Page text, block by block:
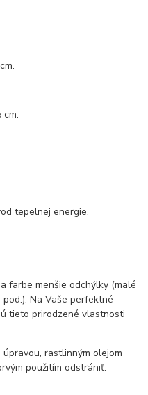
cm.
tepelnej energie.
farbe menšie odchýlky (malé
Na Vaše perfektné
tieto prirodzené vlastnosti
rastlinným olejom
použitím odstrániť.